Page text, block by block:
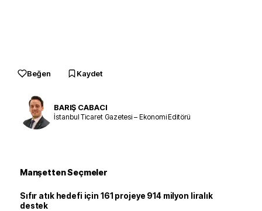
Beğen Kaydet
BARIŞ CABACI
İstanbul Ticaret Gazetesi – Ekonomi Editörü
Manşetten Seçmeler
Sıfır atık hedefi için 161 projeye 914 milyon liralık
destek